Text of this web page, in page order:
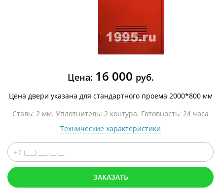
Цена: 16 000 руб.
Цена двери указана для стандартного проема 2000*800 мм
Сталь: 2 мм. Уплотнитель: 2 контура. Готовность: 24 часа
Технические характеристики
ЗАКАЗАТЬ